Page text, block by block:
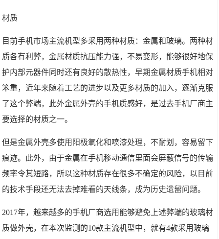
材质
目前手机市场主流机型多采用两种材质：金属和玻璃。两种材
质各有利弊，金属材质抗压能力强，不易变形，能够很好地保
护内部元器件同时还有良好的散热性，早期金属材质手机相对
笨重，近年来随着工艺的进步以及更多材质的加入，逐渐克服
了这个弊端，此外金属外壳的手机质感好，是过去手机厂商主
要选择的材质之一。
但是金属外壳多使用阳极氧化和喷漆处理，不耐划，容易留下
痕迹。此外，由于金属在手机移动通信里面会屏蔽信号的传输
频率令其短路，所以这种材质存在很多不确定的风险，以目前
的技术手段还无法去掉难看的天线条，成为历史遗留问题。
2017年，越来越多的手机厂商选用能够避免上述弊端的玻璃材
质做外壳，在本次监测的10款主流机型中，就有4款采用玻璃